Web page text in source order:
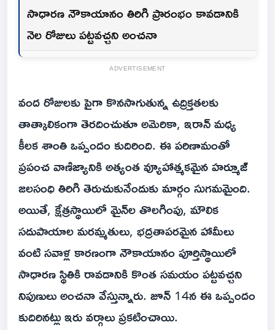
సాధారణ నౌకాయానం తిరిగి ప్రారంభం కావడానికి
నెల‌ రోజులు పట్టవచ్చని అంచనా
ADVERTISEMENT
వంద రోజులకు పైగా కొనసాగుతున్న ఉద్రిక్తతలకు
తాత్కాలికంగా తెరదించుతూ అమెరికా, ఇరాన్ మధ్య
కీలక శాంతి ఒప్పందం కుదిరింది. ఈ పరిణామంతో
ప్రపంచ వాణిజ్యానికి అత్యంత వ్యూహాత్మకమైన హ‌ర్మూజ్
జలసంధి తిరిగి తెరుచుకునేందుకు మార్గం సుగమమైంది.
అయితే, క్షేత్రస్థాయిలో మైన్‌ల తొలగింపు, మౌలిక
సదుపాయాల మరమ్మతులు, భద్రతాపరమైన హామీలు
వంటి సవాళ్ల కారణంగా నౌకాయానం పూర్తిస్థాయిలో
సాధారణ స్థితికి రావడానికి కొంత సమయం పట్టవచ్చని
నిపుణులు అంచనా వేస్తున్నారు. జూన్ 14న ఈ ఒప్పందం
కుదిరినట్లు ఇరు వర్గాలు ప్రకటించాయి.